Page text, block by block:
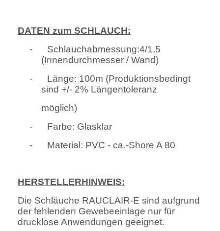
DATEN zum SCHLAUCH:
-
Schlauchabmessung:4/1,5
(Innendurchmesser / Wand)
-
Länge: 100m (Produktionsbedingt
sind +/- 2% Längentoleranz
möglich)
-
Farbe: Glasklar
-
Material: PVC - ca.-Shore A 80
HERSTELLERHINWEIS:
Die Schläuche RAUCLAIR-E sind aufgrund
der fehlenden Gewebeeinlage nur für
drucklose Anwendungen geeignet.